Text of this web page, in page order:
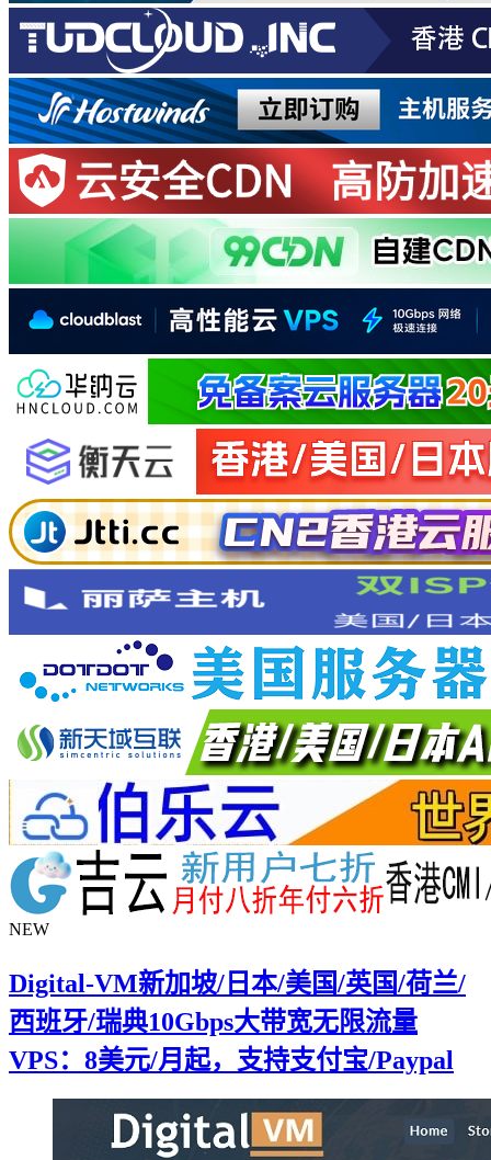
NEW
Digital-VM新加坡/日本/美国/英国/荷兰/
西班牙/瑞典10Gbps大带宽无限流量
VPS：8美元/月起，支持支付宝/Paypal